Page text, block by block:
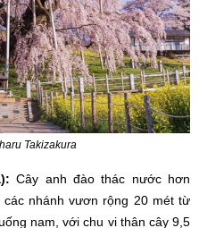
Takizakura
Cây anh đào thác nước hơn
nhánh vươn rộng 20 mét từ
nam, với chu vi thân cây 9,5